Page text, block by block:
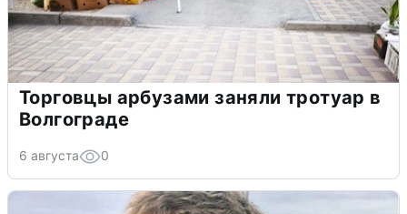
Торговцы арбузами заняли тротуар в
Волгограде
6 августа 0